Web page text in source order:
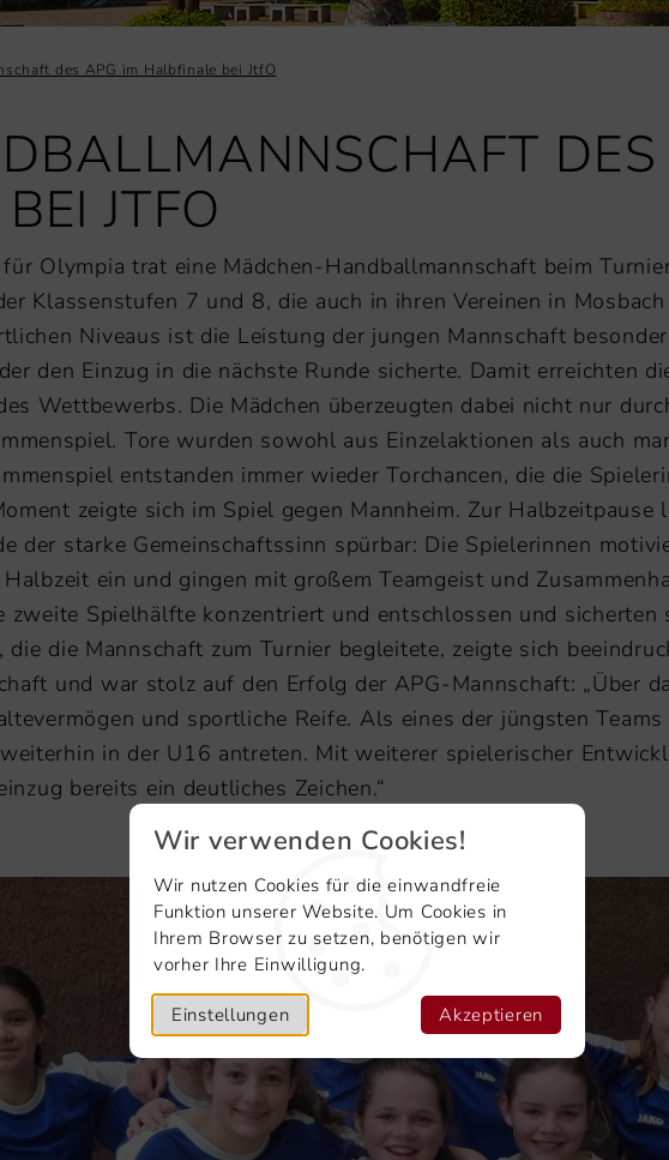
Wir verwenden Cookies!
Wir nutzen Cookies für die einwandfreie
Funktion unserer Website. Um Cookies in
Ihrem Browser zu setzen, benötigen wir
vorher Ihre Einwilligung.
Einstellungen Akzeptieren
des APG im Halbfinale bei JtfO
JTFO
Olympia trat eine Mädchen-Handballmannschaft beim
Klassenstufen 7 und 8, die auch in ihren Vereinen in
Niveaus ist die Leistung der jungen Mannschaft
den Einzug in die nächste Runde sicherte. Damit erreichten
Wettbewerbs. Die Mädchen überzeugten dabei nicht nur
Tore wurden sowohl aus Einzelaktionen als auch
entstanden immer wieder Torchancen, die die
zeigte sich im Spiel gegen Mannheim. Zur Halbzeitpause
der starke Gemeinschaftssinn spürbar: Die Spielerinnen
ein und gingen mit großem Teamgeist und
zweite Spielhälfte konzentriert und entschlossen und
die Mannschaft zum Turnier begleitete, zeigte sich
und war stolz auf den Erfolg der APG-Mannschaft: „Über
und sportliche Reife. Als eines der jüngsten
in der U16 antreten. Mit weiterer spielerischer
bereits ein deutliches Zeichen.“